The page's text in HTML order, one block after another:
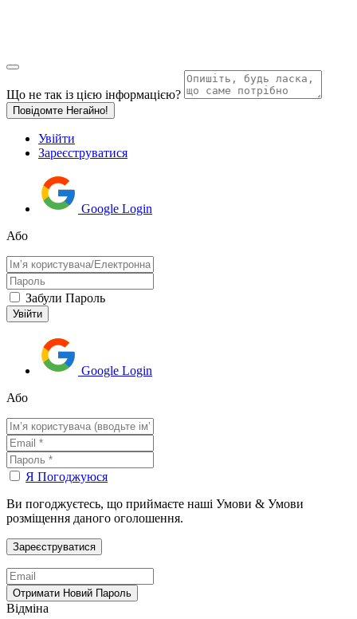
Що не так із цією інформацією?
Повідомте Негайно!
Увійти
Зареєструватися
Google Login
Або
Забули Пароль
Google Login
Або
Я Погоджуюся
Ви погоджуєтесь, що приймаєте наші Умови & Умови
розміщення даного оголошення.
Відміна